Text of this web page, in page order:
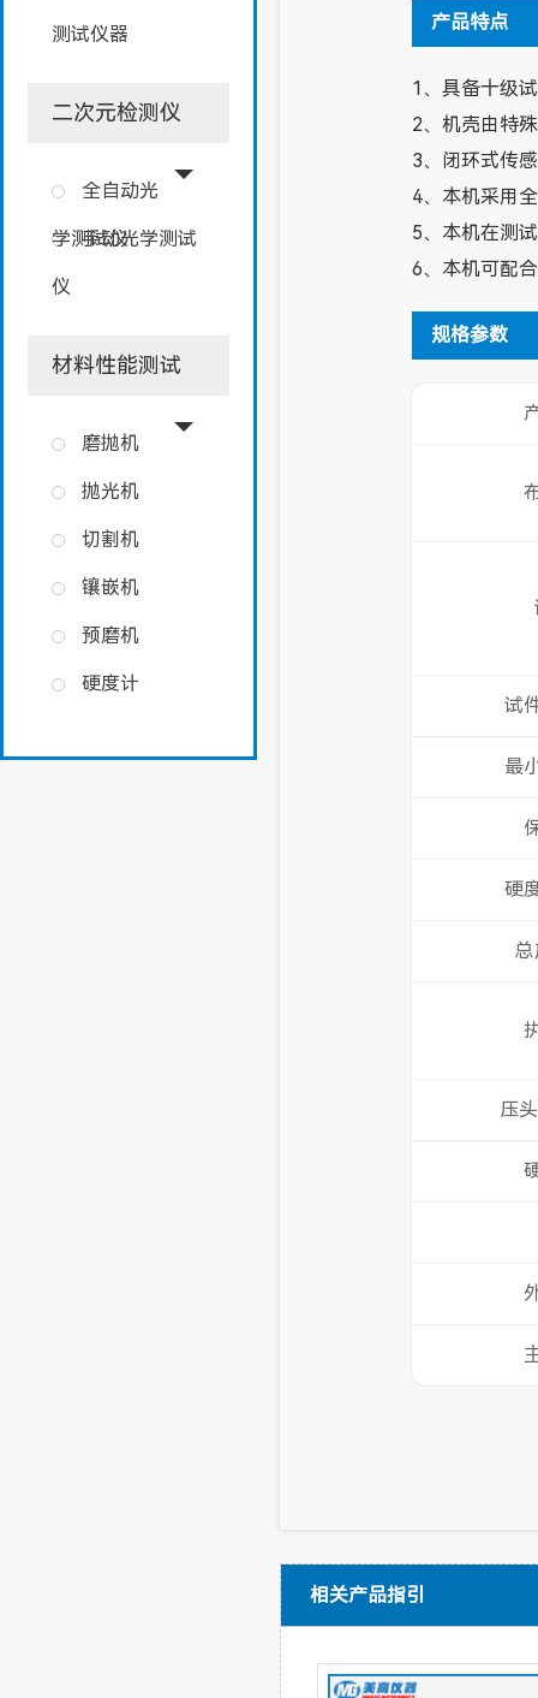
测试仪器
二次元检测仪
全自动光
学测试仪
手动光学测试
仪
材料性能测试
磨抛机
抛光机
切割机
镶嵌机
预磨机
硬度计
产品特点
1、具备十级
2、机壳由特
3、闭环式传
4、本机采用
5、本机在测
6、本机可配
规格参数
试
最
硬
压
相关产品指引